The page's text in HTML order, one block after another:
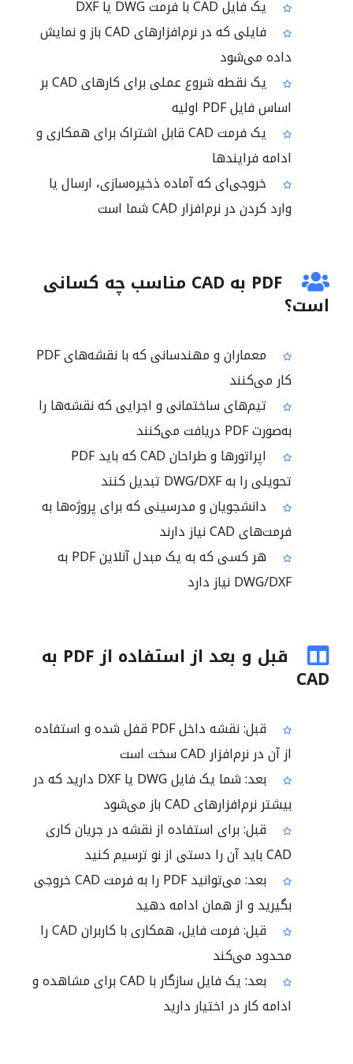
یک فایل CAD با فرمت DWG یا DXF
فایلی که در نرم‌افزارهای CAD باز و نمایش
داده می‌شود
یک نقطه شروع عملی برای کارهای CAD بر
اساس فایل PDF اولیه
یک فرمت CAD قابل اشتراک برای همکاری و
ادامه فرایندها
خروجی‌ای که آماده ذخیره‌سازی، ارسال یا
وارد کردن در نرم‌افزار CAD شما است
PDF به CAD مناسب چه کسانی
است؟
معماران و مهندسانی که با نقشه‌های PDF
کار می‌کنند
تیم‌های ساختمانی و اجرایی که نقشه‌ها را
به‌صورت PDF دریافت می‌کنند
اپراتورها و طراحان CAD که باید PDF
تحویلی را به DWG/DXF تبدیل کنند
دانشجویان و مدرسینی که برای پروژه‌ها به
فرمت‌های CAD نیاز دارند
هر کسی که به یک مبدل آنلاین PDF به
DWG/DXF نیاز دارد
قبل و بعد از استفاده از PDF به
CAD
قبل: نقشه داخل PDF قفل شده و استفاده
از آن در نرم‌افزار CAD سخت است
بعد: شما یک فایل DWG یا DXF دارید که در
بیشتر نرم‌افزارهای CAD باز می‌شود
قبل: برای استفاده از نقشه در جریان کاری
CAD باید آن را دستی از نو ترسیم کنید
بعد: می‌توانید PDF را به فرمت CAD خروجی
بگیرید و از همان ادامه دهید
قبل: فرمت فایل، همکاری با کاربران CAD را
محدود می‌کند
بعد: یک فایل سازگار با CAD برای مشاهده و
ادامه کار در اختیار دارید